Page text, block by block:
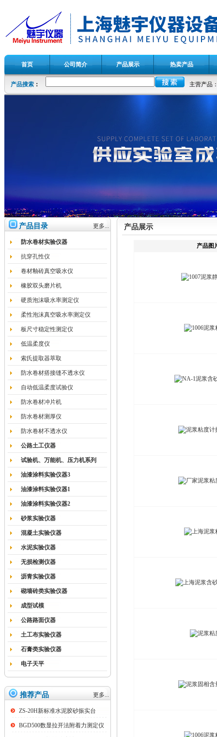
首页 公司简介 产品展示 热卖产品
产品搜索： 主营产品
产品目录 更多...
防水卷材实验仪器
抗穿孔性仪
卷材釉砖真空吸水仪
橡胶双头磨片机
硬质泡沫吸水率测定仪
柔性泡沫真空吸水率测定仪
板尺寸稳定性测定仪
低温柔度仪
索氏提取器萃取
防水卷材搭接缝不透水仪
自动低温柔度试验仪
防水卷材冲片机
防水卷材测厚仪
防水卷材不透水仪
公路土工仪器
试验机、万能机、压力机系列
油漆涂料实验仪器3
油漆涂料实验仪器1
油漆涂料实验仪器2
砂浆实验仪器
混凝土实验仪器
水泥实验仪器
无损检测仪器
沥青实验仪器
砌墙砖类实验仪器
成型试模
公路路面仪器
土工布实验仪器
石膏类实验仪器
电子天平
推荐产品 更多...
ZS-20H新标准水泥胶砂振实台
BGD500数显拉开法附着力测定仪
产品展示
产品图